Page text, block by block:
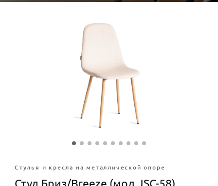
Стулья и кресла на металлической опоре
Стул Бриз/Breeze (мод.JSC-58)